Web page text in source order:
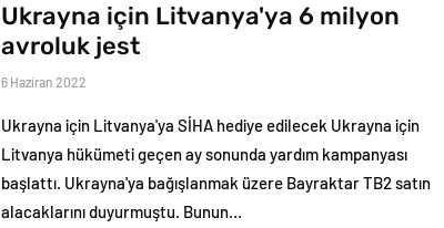
Ukrayna için Litvanya'ya 6 milyon
avroluk jest
6 Haziran 2022
Ukrayna için Litvanya'ya SİHA hediye edilecek Ukrayna için
Litvanya hükümeti geçen ay sonunda yardım kampanyası
başlattı. Ukrayna'ya bağışlanmak üzere Bayraktar TB2 satın
alacaklarını duyurmuştu. Bunun…